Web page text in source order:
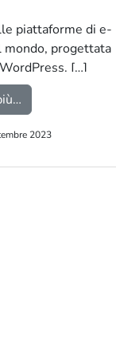
piattaforme di e-
mondo, progettata
[…]
2023